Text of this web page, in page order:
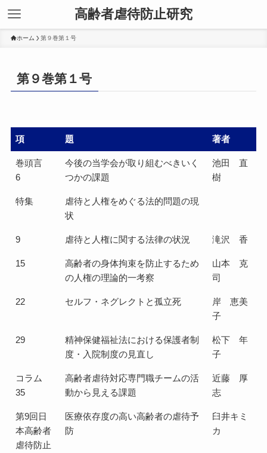
高齢者虐待防止研究
ホーム 第９巻第１号
第９巻第１号
項 題 著者
巻頭言
6
今後の当学会が取り組むべきいく
つかの課題
池田 直
樹
特集
虐待と人権をめぐる法的問題の現
状
9 虐待と人権に関する法律の状況 滝沢 香
15
高齢者の身体拘束を防止するため
の人権の理論的一考察
山本 克
司
22 セルフ・ネグレクトと孤立死
岸 恵美
子
29
精神保健福祉法における保護者制
度・入院制度の見直し
松下 年
子
コラム
35
高齢者虐待対応専門職チームの活
動から見える課題
近藤 厚
志
第9回日
本高齢者
虐待防止
医療依存度の高い高齢者の虐待予
防
臼井キミ
カ